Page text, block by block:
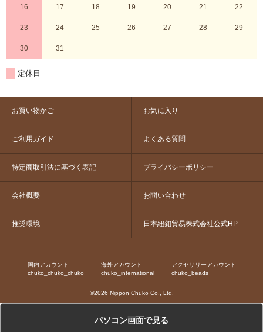
16 17 18 19 20 21 22
23 24 25 26 27 28 29
30 31
定休日
お買い物かご お気に入り
ご利用ガイド よくある質問
特定商取引法に基づく表記 プライバシーポリシー
会社概要 お問い合わせ
推奨環境 日本紐釦貿易株式会社公式HP
国内アカウント
chuko_chuko_chuko
海外アカウント
chuko_international
アクセサリーアカウント
chuko_beads
©2026 Nippon Chuko Co., Ltd.
パソコン画面で見る